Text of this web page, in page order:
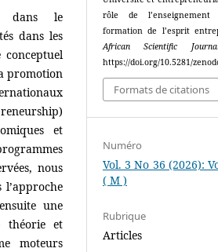
dans le
dans les
conceptuel
promotion
et
nous
une
théorie et
moteurs
rôle de
formation de l’esprit
African Scientific
https://doi.org/10.5281/
Formats de citations
Numéro
Vol. 3 No 36 (2026):
( M )
Rubrique
Articles